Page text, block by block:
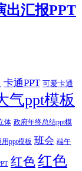
出汇报PPT
卡通PPT 可爱卡通
气ppt模板
体 政府年终总结ppt模
ppt模板 班会 端午
红色红色